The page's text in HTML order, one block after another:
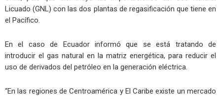
Licuado (GNL) con las dos plantas de regasificación que tiene en
el Pacífico.
En el caso de Ecuador informó que se está tratando de
introducir el gas natural en la matriz energética, para reducir el
uso de derivados del petróleo en la generación eléctrica.
“En las regiones de Centroamérica y El Caribe existe un mercado